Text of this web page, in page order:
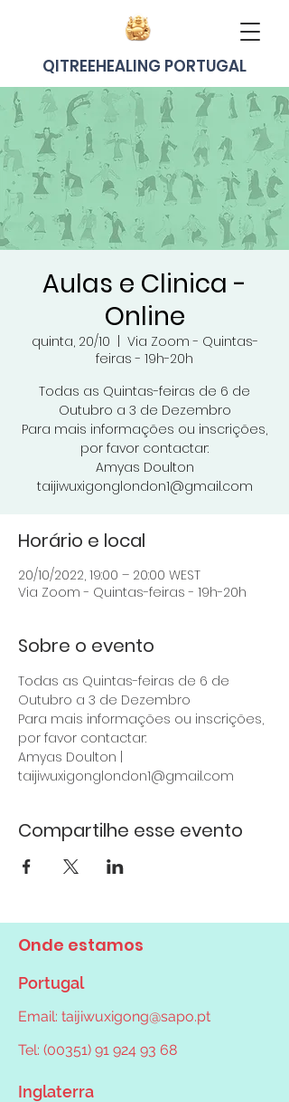
QITREEHEALING PORTUGAL
Aulas e Clinica -
Online
quinta, 20/10
Via Zoom - Quintas-
feiras - 19h-20h
Todas as Quintas-feiras de 6 de
Outubro a 3 de Dezembro
Para mais informações ou inscrições,
por favor contactar:
Amyas Doulton
taijiwuxigonglondon1@gmail.com
Horário e local
20/10/2022, 19:00 – 20:00 WEST
Via Zoom - Quintas-feiras - 19h-20h
Sobre o evento
Todas as Quintas-feiras de 6 de
Outubro a 3 de Dezembro
Para mais informações ou inscrições,
por favor contactar:
Amyas Doulton |
taijiwuxigonglondon1@gmail.com
Compartilhe esse evento
Onde estamos
Portugal
Email: taijiwuxigong@sapo.pt
Tel: (00351) 91 924 93 68
Inglaterra